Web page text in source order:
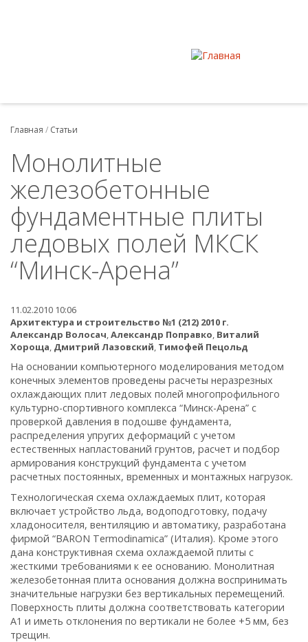
Главная / Статьи
Монолитные
железобетонные
фундаментные плиты
ледовых полей МКСК
“Минск-Арена”
11.02.2010 10:06
Архитектура и строительство №1 (212) 2010 г.
Александр Волосач,Александр Поправко, Виталий
Хороща, Дмитрий Лазовский, Тимофей Пецольд
На основании компьютерного моделирования методом
конечных элементов проведены расчеты неразрезных
охлаждающих плит ледовых полей многопрофильного
культурно-спортивного комплекса “Минск-Арена” с
проверкой давления в подошве фундамента,
распределения упругих деформаций с учетом
естественных напластований грунтов, расчет и подбор
армирования конструкций фундамента с учетом
расчетных постоянных, временных и монтажных нагрузок.
Технологическая схема охлаждаемых плит, которая
включает устройство льда, водоподготовку, подачу
хладоносителя, вентиляцию и автоматику, разработана
фирмой “BARON Termodinamica” (Италия). Кроме этого
дана конструктивная схема охлаждаемой плиты с
жесткими требованиями к ее основанию. Монолитная
железобетонная плита основания должна воспринимать
значительные нагрузки без вертикальных перемещений.
Поверхность плиты должна соответствовать категории
А1 и иметь отклонения по вертикали не более +5 мм, без
трещин.